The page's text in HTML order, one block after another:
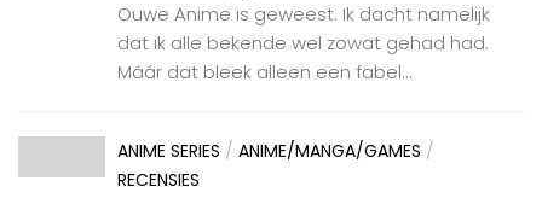
Ouwe Anime is geweest. Ik dacht namelijk
dat ik alle bekende wel zowat gehad had.
Máár dat bleek alleen een fabel...
ANIME SERIES / ANIME/MANGA/GAMES /
RECENSIES